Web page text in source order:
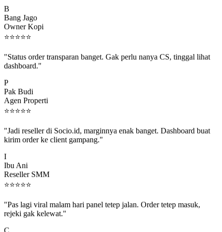
Bang Jago
Owner Kopi
⭐⭐⭐⭐⭐
dashboard."
Pak Budi
Agen Properti
⭐⭐⭐⭐⭐
kirim order ke client gampang."
Ibu Ani
Reseller SMM
⭐⭐⭐⭐⭐
rejeki gak kelewat."